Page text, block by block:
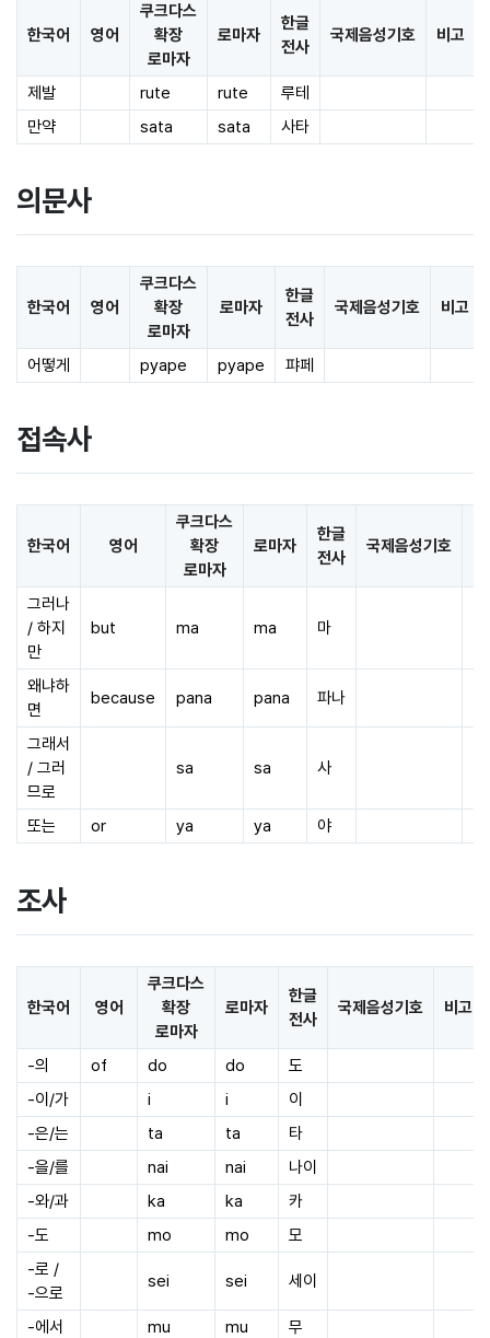
한국어 영어
쿠크다스
확장
로마자
로마자
한글
전사
국제음성기호 비고
제발 rute rute
루테
만약
sata sata 사타
의문사
한국어 영어
쿠크다스
확장
로마자
로마자
한글
전사
국제음성기호 비고
어떻게 pyape pyape 퍄페
접속사
한국어 영어
쿠크다스
확장
로마자
로마자
한글
전사
국제음성기호
그러나
/ 하지
만
but ma ma 마
왜냐하
면
because pana pana 파나
그래서
/ 그러
므로
sa sa 사
또는 or ya ya 야
조사
한국어 영어
쿠크다스
확장
로마자
로마자
한글
전사
국제음성기호 비고
-의 of do do
도
-이/가
i i
이
-은/는
ta ta
타
-을/를
nai nai
나이
-와/과
ka ka
카
-도
mo mo
모
-로 /
-으로
sei sei 세이
-에서 mu mu
무